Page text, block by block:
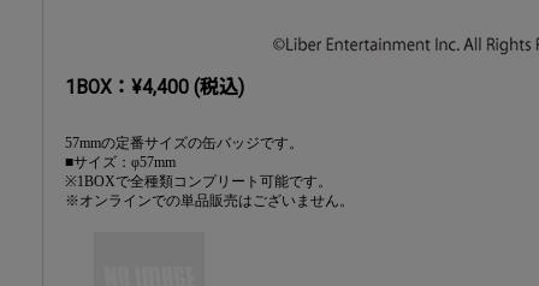
1BOX：¥4,400 (税込)
57mmの定番サイズの缶バッジです。
■サイズ：φ57mm
※1BOXで全種類コンプリート可能です。
※オンラインでの単品販売はございません。